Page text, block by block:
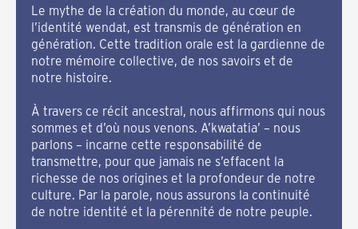
Le mythe de la création du monde, au cœur de
l’identité wendat, est transmis de génération en
génération. Cette tradition orale est la gardienne de
notre mémoire collective, de nos savoirs et de
notre histoire.
À travers ce récit ancestral, nous affirmons qui nous
sommes et d’où nous venons. A’kwatatia’ – nous
parlons – incarne cette responsabilité de
transmettre, pour que jamais ne s’effacent la
richesse de nos origines et la profondeur de notre
culture. Par la parole, nous assurons la continuité
de notre identité et la pérennité de notre peuple.